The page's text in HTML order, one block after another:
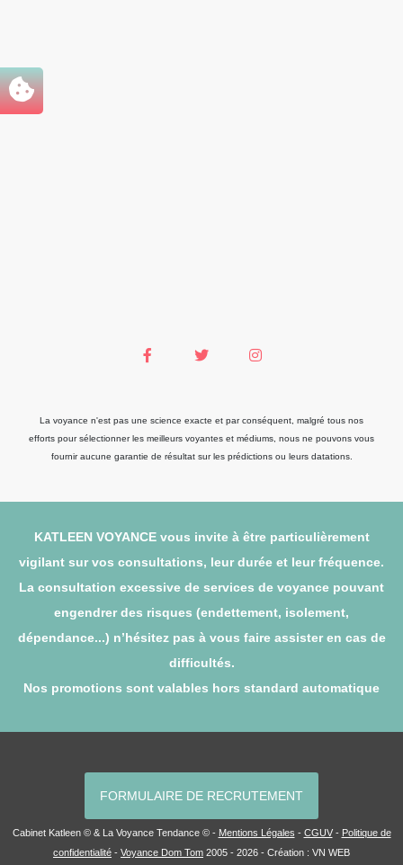
La voyance n'est pas une science exacte et par conséquent, malgré tous nos
efforts pour sélectionner les meilleurs voyantes et médiums, nous ne pouvons vous
fournir aucune garantie de résultat sur les prédictions ou leurs datations.
KATLEEN VOYANCE vous invite à être particulièrement
vigilant sur vos consultations, leur durée et leur fréquence.
La consultation excessive de services de voyance pouvant
engendrer des risques (endettement, isolement,
dépendance...) n’hésitez pas à vous faire assister en cas de
difficultés.
Nos promotions sont valables hors standard automatique
FORMULAIRE DE RECRUTEMENT
Cabinet Katleen © & La Voyance Tendance © - Mentions Légales - CGUV- Politique de
confidentialité - Voyance Dom Tom 2005 - 2026 - Création : VN WEB